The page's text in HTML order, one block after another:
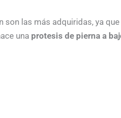
las más adquiridas, ya
una protesis de pierna a